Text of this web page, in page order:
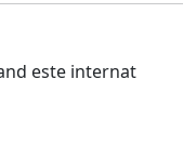
este internat